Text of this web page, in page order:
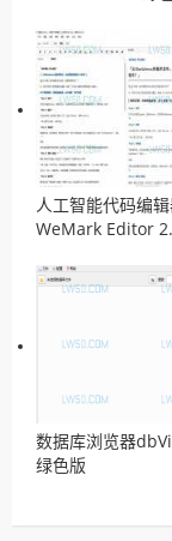
人工智能代码编
WeMark Editor
数据库浏览器
绿色版